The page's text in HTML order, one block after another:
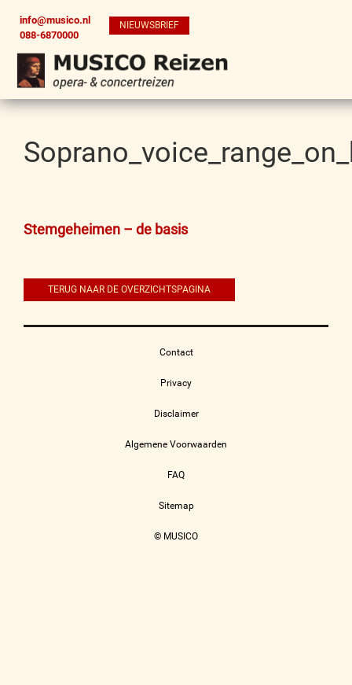
info@musico.nl
088-6870000
NIEUWSBRIEF
Bericht
Stemgeheimen – de basis
TERUG NAAR DE OVERZICHTSPAGINA
Contact
Privacy
Disclaimer
Algemene Voorwaarden
FAQ
Sitemap
© MUSICO